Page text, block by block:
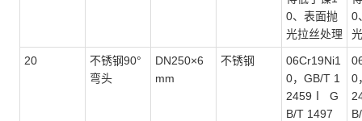
0、表面抛
光拉丝处理
0
20 不锈钢90°
弯头
DN250×6
mm
不锈钢
06Cr19Ni1
0，GB/T 1
2459Ⅰ G
B/T 1497
0